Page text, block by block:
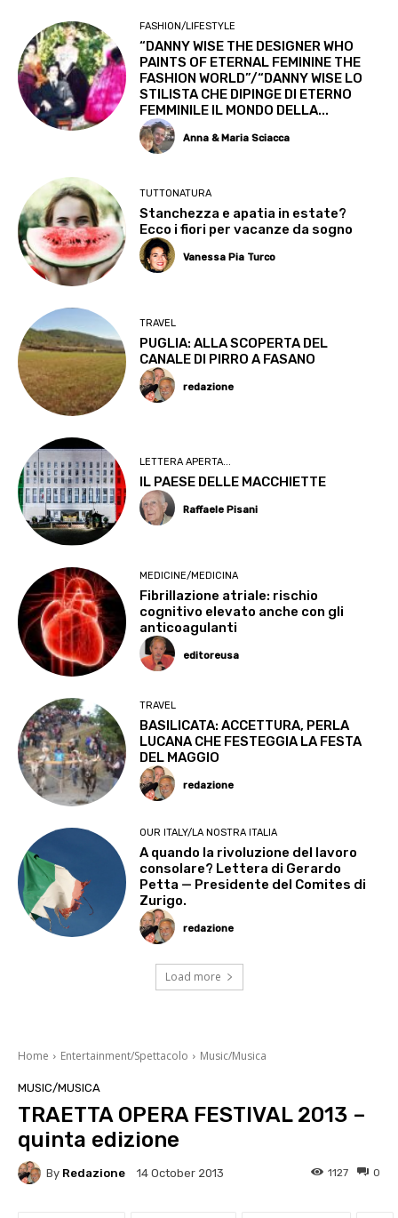
FASHION/LIFESTYLE
“DANNY WISE THE DESIGNER WHO
PAINTS OF ETERNAL FEMININE THE
FASHION WORLD”/“DANNY WISE LO
STILISTA CHE DIPINGE DI ETERNO
FEMMINILE IL MONDO DELLA...
Anna & Maria Sciacca
TUTTONATURA
Stanchezza e apatia in estate?
Ecco i fiori per vacanze da sogno
Vanessa Pia Turco
TRAVEL
PUGLIA: ALLA SCOPERTA DEL
CANALE DI PIRRO A FASANO
redazione
LETTERA APERTA...
IL PAESE DELLE MACCHIETTE
Raffaele Pisani
MEDICINE/MEDICINA
Fibrillazione atriale: rischio
cognitivo elevato anche con gli
anticoagulanti
editoreusa
TRAVEL
BASILICATA: ACCETTURA, PERLA
LUCANA CHE FESTEGGIA LA FESTA
DEL MAGGIO
redazione
OUR ITALY/LA NOSTRA ITALIA
A quando la rivoluzione del lavoro
consolare? Lettera di Gerardo
Petta — Presidente del Comites di
Zurigo.
redazione
Load more